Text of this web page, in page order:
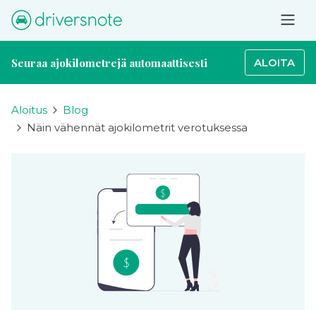
Seuraa ajokilometrejä automaattisesti ALOITA
Aloitus
Blog
Näin vähennät ajokilometrit verotuksessa